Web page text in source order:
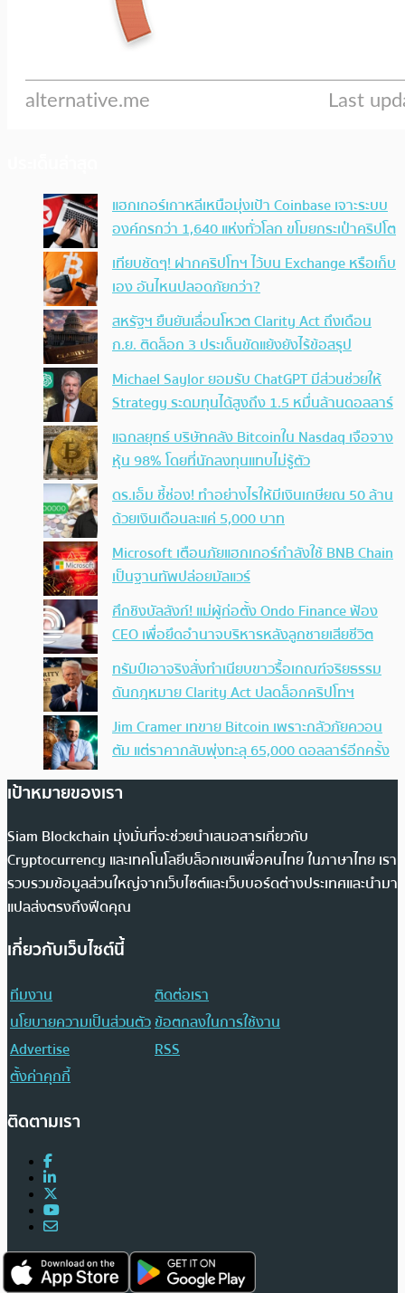
แฮกเกอร์เกาหลีเหนือมุ่งเป้า Coinbase เจาะระบบ
องค์กรกว่า 1,640 แห่งทั่วโลก ขโมยกระเป๋าคริปโต
เทียบชัดๆ! ฝากคริปโทฯ ไว้บน Exchange หรือเก็บ
เอง อันไหนปลอดภัยกว่า?
สหรัฐฯ ยืนยันเลื่อนโหวต Clarity Act ถึงเดือน
ก.ย. ติดล็อก 3 ประเด็นขัดแย้งยังไร้ข้อสรุป
Michael Saylor ยอมรับ ChatGPT มีส่วนช่วยให้
Strategy ระดมทุนได้สูงถึง 1.5 หมื่นล้านดอลลาร์
แฉกลยุทธ์ บริษัทคลัง Bitcoinใน Nasdaq เจือจาง
หุ้น 98% โดยที่นักลงทุนแทบไม่รู้ตัว
ดร.เอ็ม ชี้ช่อง! ทำอย่างไรให้มีเงินเกษียณ 50 ล้าน
ด้วยเงินเดือนละแค่ 5,000 บาท
Microsoft เตือนภัยแฮกเกอร์กำลังใช้ BNB Chain
เป็นฐานทัพปล่อยมัลแวร์
ศึกชิงบัลลังก์! แม่ผู้ก่อตั้ง Ondo Finance ฟ้อง
CEO เพื่อยึดอำนาจบริหารหลังลูกชายเสียชีวิต
ทรัมป์เอาจริง สั่งทำเนียบขาวรื้อเกณฑ์จริยธรรม
ดันกฎหมาย Clarity Act ปลดล็อกคริปโทฯ
Jim Cramer เทขาย Bitcoin เพราะกลัวภัยควอน
ตัม แต่ราคากลับพุ่งทะลุ 65,000 ดอลลาร์อีกครั้ง
เป้าหมายของเรา
Siam Blockchain มุ่งมั่นที่จะช่วยนำเสนอสารเกี่ยวกับ
Cryptocurrency และเทคโนโลยีบล็อกเชนเพื่อคนไทย ในภาษาไทย เรา
รวบรวมข้อมูลส่วนใหญ่จากเว็บไซต์และเว็บบอร์ดต่างประเทศและนำมา
แปลส่งตรงถึงฟีดคุณ
เกี่ยวกับเว็บไซต์นี้
ทีมงาน
ติดต่อเรา
นโยบายความเป็นส่วนตัวข้อตกลงในการใช้งาน
Advertise
RSS
ตั้งค่าคุกกี้
ติดตามเรา